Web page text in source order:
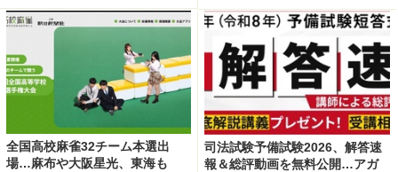
全国高校麻雀32チーム本選出
場…麻布や大阪星光、東海も
司法試験予備試験2026、解答速
報＆総評動画を無料公開…アガ